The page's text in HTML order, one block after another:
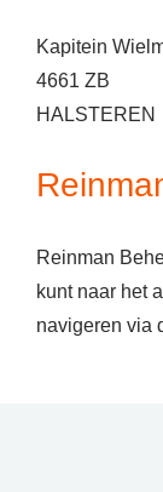
Kapitein
4661 ZB
HALSTEREN
Reinman
kunt naar het
navigeren via